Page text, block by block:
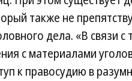
также не
дела. «В связи
с материалами
к правосудию в